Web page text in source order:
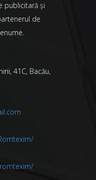
publicitară și
de
41C, Bacău,